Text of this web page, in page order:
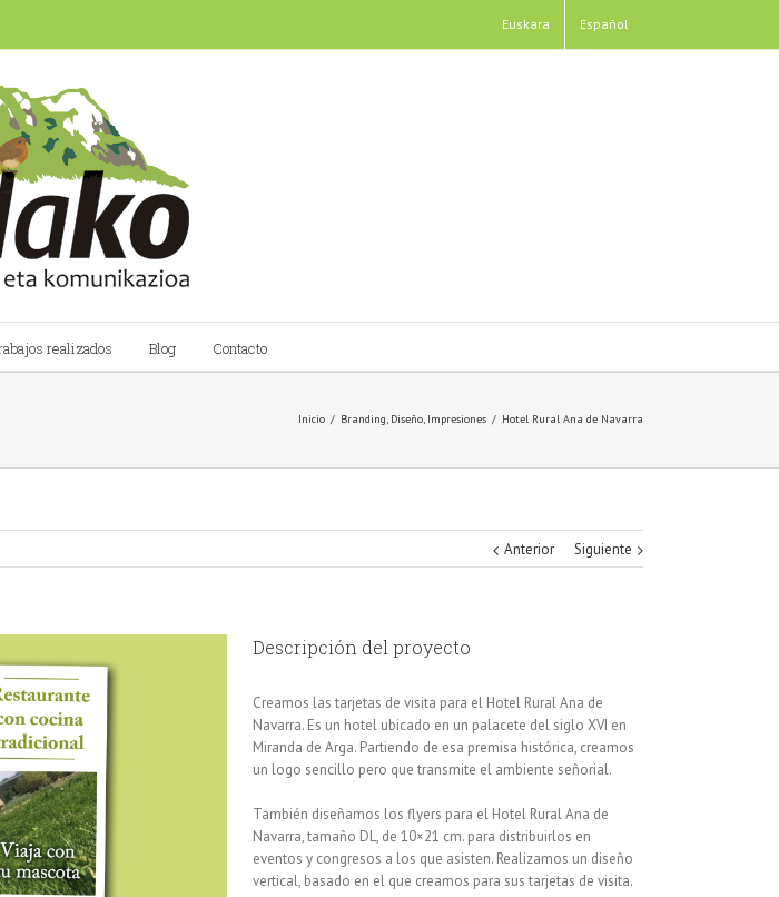
Euskara Español
realizados Blog Contacto
Inicio / Branding, Diseño, Impresiones / Hotel Rural Ana de Navarra
Anterior Siguiente
Descripción del proyecto
Creamos las tarjetas de visita para el Hotel Rural Ana de
Navarra. Es un hotel ubicado en un palacete del siglo XVI en
Miranda de Arga. Partiendo de esa premisa histórica, creamos
un logo sencillo pero que transmite el ambiente señorial.
También diseñamos los flyers para el Hotel Rural Ana de
Navarra, tamaño DL, de 10×21 cm. para distribuirlos en
eventos y congresos a los que asisten. Realizamos un diseño
vertical, basado en el que creamos para sus tarjetas de visita.